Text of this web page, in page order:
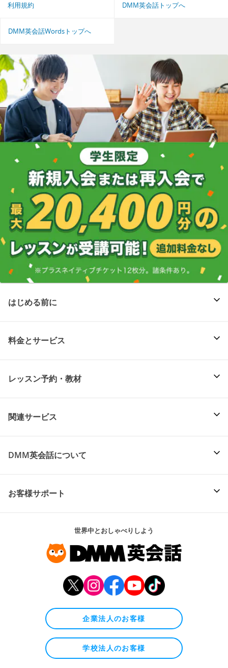
利用規約 DMM英会話トップへ
DMM英会話Wordsトップへ
はじめる前に
料金とサービス
レッスン予約・教材
関連サービス
DMM英会話について
お客様サポート
世界中とおしゃべりしよう
企業法人のお客様
学校法人のお客様